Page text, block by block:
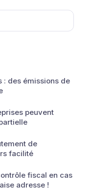
: des émissions de
peuvent
de
facilité
fiscal en cas
adresse !